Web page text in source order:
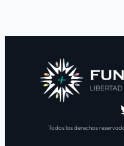
Todos los derechos